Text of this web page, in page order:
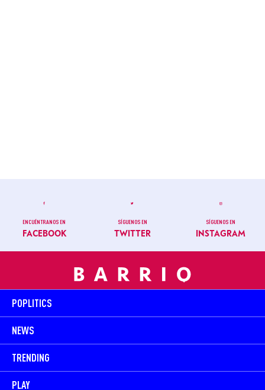
ENCUÉNTRANOS EN
FACEBOOK
SÍGUENOS EN
TWITTER
SÍGUENOS EN
INSTAGRAM
POPLITICS
NEWS
TRENDING
PLAY